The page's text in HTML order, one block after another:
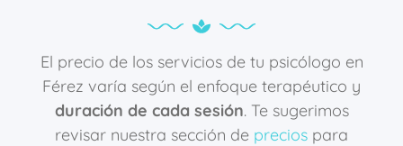
El precio de los servicios de tu psicólogo en
Férez varía según el enfoque terapéutico y
duración de cada sesión. Te sugerimos
revisar nuestra sección de precios para